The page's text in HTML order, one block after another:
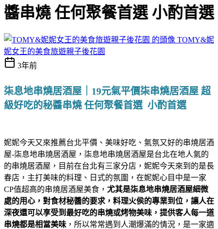
醬串燒 任何聚餐首選 小酌首選
TOMY&妮
妮女王的美食旅遊親子後花園
3年前
柒息地串燒居酒屋｜19元氣平價柒串燒居酒屋 超
級好吃的秘醬串燒 任何聚餐首選 小酌首選
妮妮今天又來推薦台北平價、美味好吃、氣氛又好的串燒居酒
屋-柒息地串燒居酒屋，柒息地串燒居酒屋是台北在地人氣的
的串燒居酒屋，目前在台北有三家分店，妮妮今天來到的是長
春店，主打美味的料理、日式的氛圍，在妮妮心目中是一家
CP值超高的串燒居酒屋美食， 尤其是柒息地串燒居酒屋細微
處的用心，對食材秘醬的要求，料理火侯的專業到位，讓人在
深夜還可以享受到最好吃的串燒或烤物美味，提供客人每一道
串燒都是相當美味 ，所以常常遇到人潮爆滿的情況，是一家適